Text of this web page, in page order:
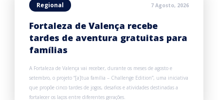
Regional 7 Agosto, 2026
Fortaleza de Valença recebe
tardes de aventura gratuitas para
famílias
A Fortaleza de Valença vai receber, durante os meses de agosto e
setembro, o projeto “[a]tua família – Challenge Edition”, uma iniciativa
que propõe cinco tardes de jogos, desafios e atividades destinadas a
fortalecer os laços entre diferentes gerações.